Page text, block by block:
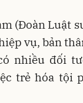
(Ðoàn Luật
vụ, bản
nhiều đối
trẻ hóa tội